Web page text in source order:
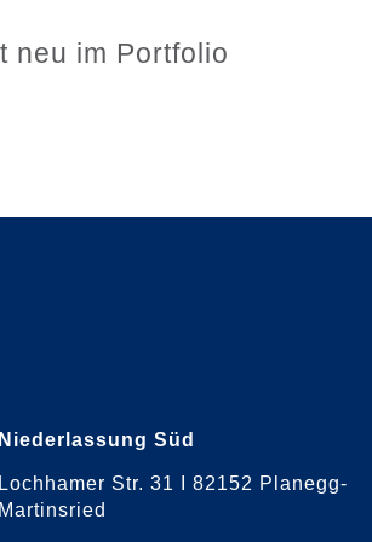
neu im Portfolio
Niederlassung Süd
Lochhamer Str. 31 I 82152 Planegg-
Martinsried